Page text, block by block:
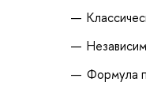
Формула